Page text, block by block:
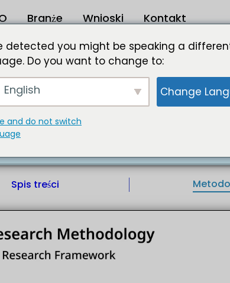
Branże Wnioski Kontakt
3D w latach 2023–2032
2023–2032
łącząca dziedziny druku 3D i
się z żywych komórek. Ta technika
wzrostu w celu wytworzenia lub
często mają na celu imitację cech
Spis treści
detected you might be speaking a
Do you want to change to:
English Change
and do not switch